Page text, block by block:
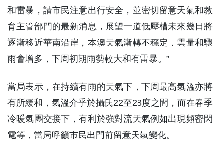
和雷暴，請市民注意出行安全，並密切留意天氣和教
育主管部門的最新消息，展望一道低壓槽未來幾日將
逐漸移近華南沿岸，本澳天氣漸轉不穩定，雲量和驟
雨會增多，下周初期雨勢較大和有雷暴。”
當局表示，在持續有雨的天氣下，下周最高氣溫亦將
有所緩和，氣溫介乎於攝氏22至28度之間，而在春季
冷暖氣團交接下，有利於強對流天氣例如出現頻密閃
電等，當局呼籲市民出門前留意天氣變化。